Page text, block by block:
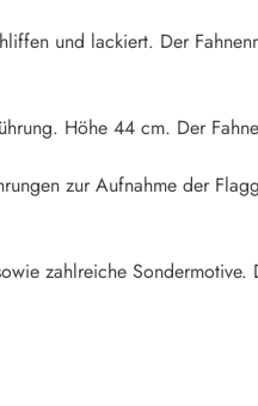
und lackiert. Der
Höhe 44 cm. Der
zur Aufnahme der
zahlreiche